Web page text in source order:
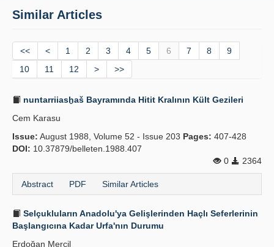
Journal Boards
Writing Rules
Principles
Publication Policies
Guidelines
Contact Us
Similar Articles
<< < 1 2 3 4 5 6 7 8
9
10
11 12 > >>
nuntarriiasḫaš Bayramında Hitit Kralının Kült Gezileri
Cem Karasu
Issue: August 1988, Volume 52 - Issue 203 Pages: 407-428
DOI: 10.37879/belleten.1988.407
0
2364
Abstract PDF Similar Articles
Selçukluların Anadolu'ya Gelişlerinden Haçlı Seferlerinin
Başlangıcına Kadar Urfa'nın Durumu
Erdoğan Merçil